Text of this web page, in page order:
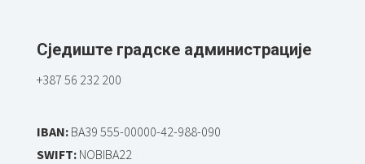
Сједиште градске администрације
+387 56 232 200
IBAN:BA39 555-00000-42-988-090
SWIFT:NOBIBA22